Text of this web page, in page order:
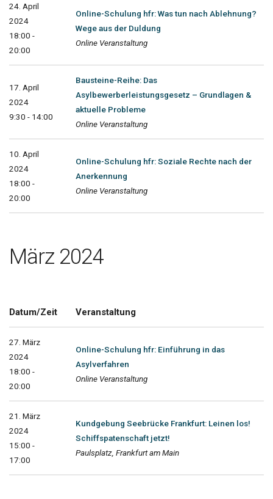
24. April
2024
18:00 -
20:00
Online-Schulung hfr: Was tun nach Ablehnung?
Wege aus der Duldung
Online Veranstaltung
17. April
2024
9:30 - 14:00
Bausteine-Reihe: Das
Asylbewerberleistungsgesetz – Grundlagen &
aktuelle Probleme
Online Veranstaltung
10. April
2024
18:00 -
20:00
Online-Schulung hfr: Soziale Rechte nach der
Anerkennung
Online Veranstaltung
März 2024
Datum/Zeit Veranstaltung
27. März
2024
18:00 -
20:00
Online-Schulung hfr: Einführung in das
Asylverfahren
Online Veranstaltung
21. März
2024
15:00 -
17:00
Kundgebung Seebrücke Frankfurt: Leinen los!
Schiffspatenschaft jetzt!
Paulsplatz, Frankfurt am Main